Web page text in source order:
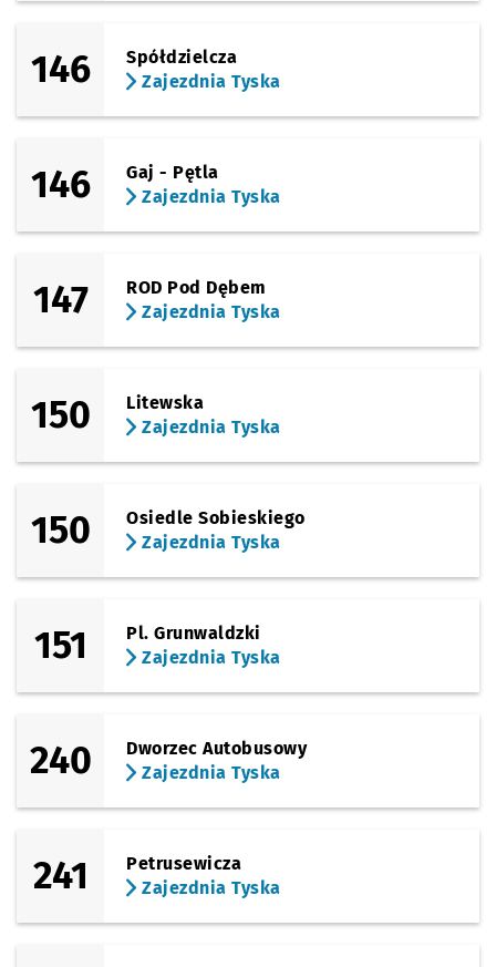
146
Spółdzielcza
Zajezdnia Tyska
146
Gaj - Pętla
Zajezdnia Tyska
147
ROD Pod Dębem
Zajezdnia Tyska
150
Litewska
Zajezdnia Tyska
150
Osiedle Sobieskiego
Zajezdnia Tyska
151
Pl. Grunwaldzki
Zajezdnia Tyska
240
Dworzec Autobusowy
Zajezdnia Tyska
241
Petrusewicza
Zajezdnia Tyska